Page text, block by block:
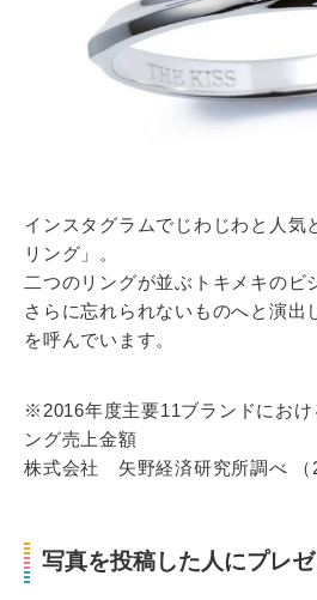
インスタグラムでじわじわと人気
リング」。
二つのリングが並ぶトキメキのビ
さらに忘れられないものへと演出
を呼んでいます。
※2016年度主要11ブランドにおけ
ング売上金額
株式会社 矢野経済研究所調べ （
写真を投稿した人にプレ